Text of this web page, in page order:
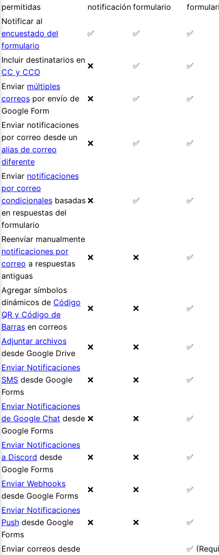
permitidas
notificación formulario
Notificar al
encuestado del
formulario
✅ ✅ ✅
Incluir destinatarios en
CC y CCO
❌ ✅ ✅
Enviar múltiples
correospor envío de
Google Form
❌ ✅ ✅
Enviar notificaciones
por correo desde un
alias de correo
diferente
❌ ✅ ✅
Enviar notificaciones
por correo
condicionalesbasadas
en respuestas del
formulario
❌ ✅ ✅
Reenviar manualmente
notificaciones por
correo a respuestas
antiguas
❌ ❌ ✅
Agregar símbolos
dinámicos de Código
QR y Código de
Barrasen correos
❌ ❌ ✅
Adjuntar archivos
desde Google Drive
❌ ❌ ✅
Enviar Notificaciones
SMSdesde Google
Forms
❌ ❌ ✅
Enviar Notificaciones
de Google Chat desde
Google Forms
❌ ❌ ✅
Enviar Notificaciones
a Discord desde
Google Forms
❌ ❌ ✅
Enviar Webhooks
desde Google Forms
❌ ❌ ✅
Enviar Notificaciones
Pushdesde Google
Forms
❌ ❌ ✅
Enviar correos desde ✅